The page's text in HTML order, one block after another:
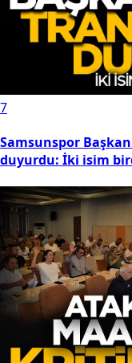
7
Samsunspor
duyurdu: İki isim